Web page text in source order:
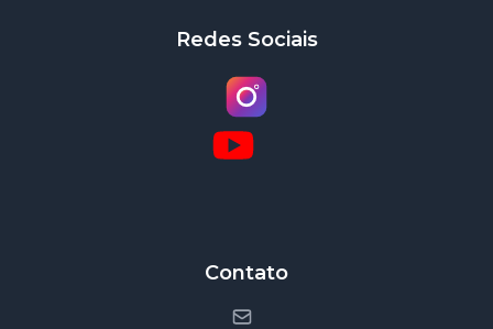
Redes Sociais
Contato